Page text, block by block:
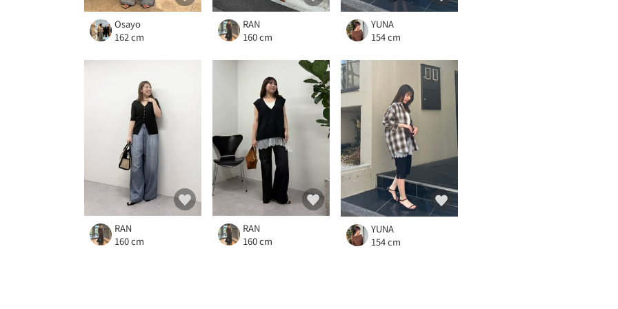
Osayo
162 cm
RAN
160 cm
YUNA
154 cm
RAN
160 cm
RAN
160 cm
YUNA
154 cm